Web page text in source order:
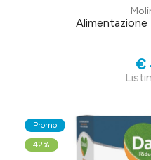
Alimentazione
€
Promo
42%